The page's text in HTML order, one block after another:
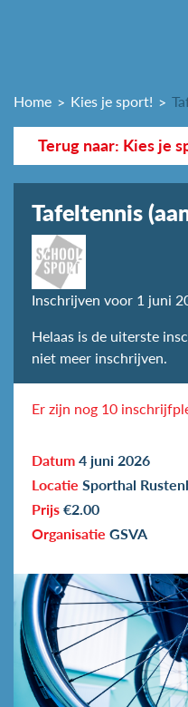
Home Kies je sport!
Terug naar: Kies je
Tafeltennis
Inschrijven voor 1 juni
Helaas is de uiterste
niet meer inschrijven.
Er zijn nog 10
Datum 4 juni 2026
Locatie Sporthal
Prijs €2.00
Organisatie GSVA